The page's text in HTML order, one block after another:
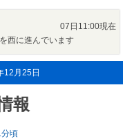
07日11:00現在
西に進んでいます
12月25日
報
頃